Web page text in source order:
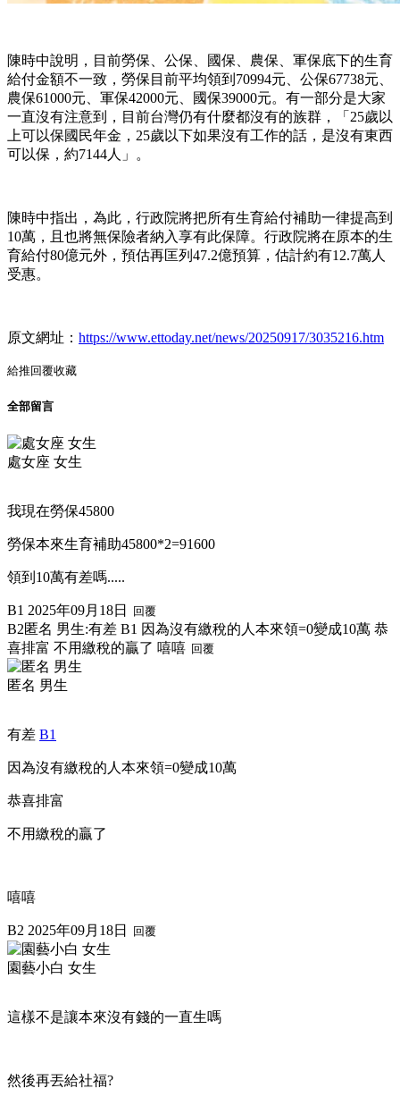
陳時中說明，目前勞保、公保、國保、農保、軍保底下的生育
給付金額不一致，勞保目前平均領到70994元、公保67738元、
農保61000元、軍保42000元、國保39000元。有一部分是大家
一直沒有注意到，目前台灣仍有什麼都沒有的族群，「25歲以
上可以保國民年金，25歲以下如果沒有工作的話，是沒有東西
可以保，約7144人」。
陳時中指出，為此，行政院將把所有生育給付補助一律提高到
10萬，且也將無保險者納入享有此保障。行政院將在原本的生
育給付80億元外，預估再匡列47.2億預算，估計約有12.7萬人
受惠。
原文網址： https://www.ettoday.net/news/20250917/3035216.htm
給推回覆收藏
全部留言
處女座 女生
我現在勞保45800
勞保本來生育補助45800*2=91600
領到10萬有差嗎.....
B1 2025年09月18日 回覆
B2匿名 男生:有差 B1 因為沒有繳稅的人本來領=0變成10萬 恭
喜排富 不用繳稅的贏了 嘻嘻 回覆
匿名 男生
有差 B1
因為沒有繳稅的人本來領=0變成10萬
恭喜排富
不用繳稅的贏了
嘻嘻
B2 2025年09月18日 回覆
園藝小白 女生
這樣不是讓本來沒有錢的一直生嗎
然後再丟給社福?